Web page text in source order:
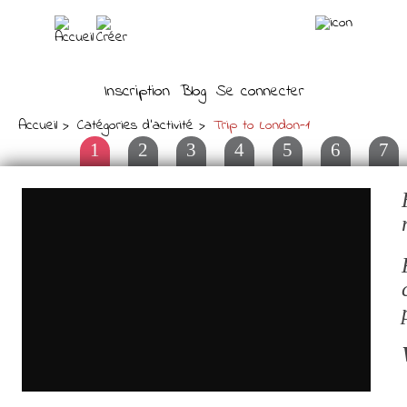
Inscription Blog Se connecter
Accueil Catégories d'activité
Trip to London-1
1
2 3 4 5 6 7